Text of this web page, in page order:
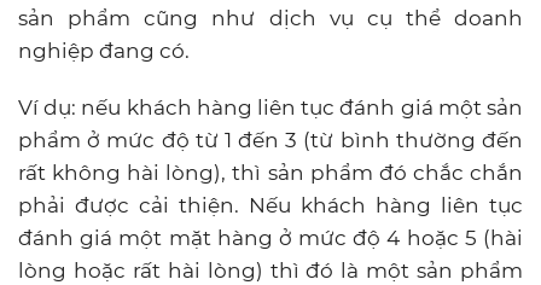
sản phẩm cũng như dịch vụ cụ thể doanh
nghiệp đang có.
Ví dụ: nếu khách hàng liên tục đánh giá một sản
phẩm ở mức độ từ 1 đến 3 (từ bình thường đến
rất không hài lòng), thì sản phẩm đó chắc chắn
phải được cải thiện. Nếu khách hàng liên tục
đánh giá một mặt hàng ở mức độ 4 hoặc 5 (hài
lòng hoặc rất hài lòng) thì đó là một sản phẩm